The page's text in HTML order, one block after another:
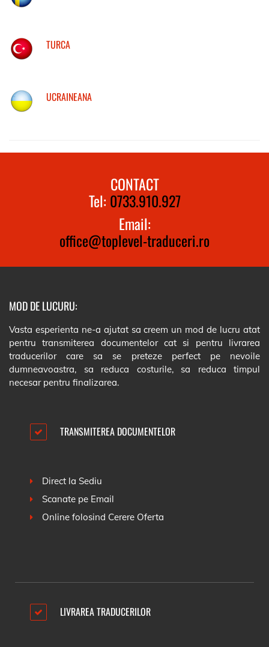
TURCA
UCRAINEANA
CONTACT
Tel: 0733.910.927
Email:
office@toplevel-traduceri.ro
MOD DE LUCURU:
Vasta esperienta ne-a ajutat sa creem un mod de lucru atat
pentru transmiterea documentelor cat si pentru livrarea
traducerilor care sa se preteze perfect pe nevoile
dumneavoastra, sa reduca costurile, sa reduca timpul
necesar pentru finalizarea.
TRANSMITEREA DOCUMENTELOR
Direct la Sediu
Scanate pe Email
Online folosind Cerere Oferta
LIVRAREA TRADUCERILOR